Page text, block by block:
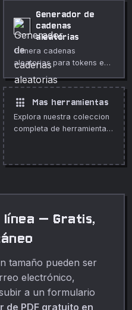
Generador de
cadenas
aleatorias
Genera cadenas
aleatorias para tokens e
identificadores.
apps Mas herramientas
Explora nuestra coleccion
completa de herramientas
línea — Gratis,
tamaño pueden ser
electrónico,
a un formulario
de PDF gratuito en